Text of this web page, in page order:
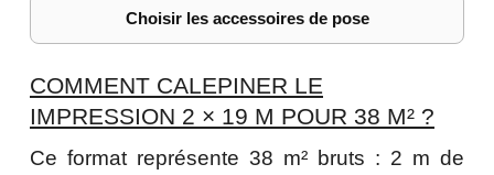
Choisir les accessoires de pose
COMMENT CALEPINER LE
IMPRESSION 2 × 19 M POUR 38 M² ?
Ce format représente 38 m² bruts : 2 m de